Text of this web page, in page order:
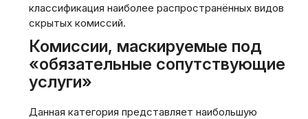
классификация наиболее распространённых видов
скрытых комиссий.
Комиссии, маскируемые под
«обязательные сопутствующие
услуги»
Данная категория представляет наибольшую